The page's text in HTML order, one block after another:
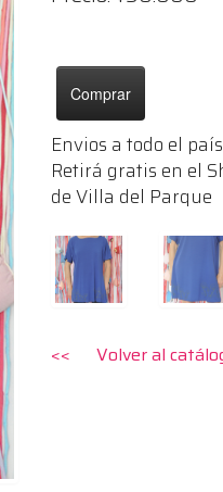
Comprar
Envios a todo el país
Retirá gratis en el
de Villa del Parque
<< Volver al